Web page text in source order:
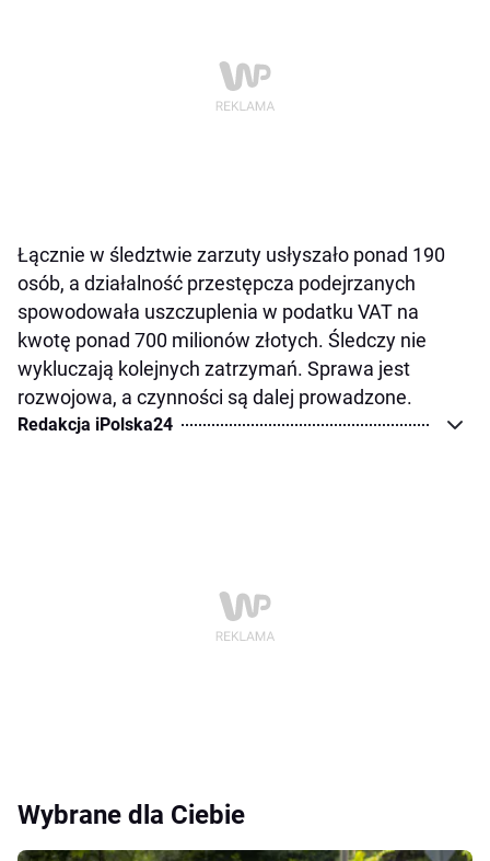
Łącznie w śledztwie zarzuty usłyszało ponad 190
osób, a działalność przestępcza podejrzanych
spowodowała uszczuplenia w podatku VAT na
kwotę ponad 700 milionów złotych. Śledczy nie
wykluczają kolejnych zatrzymań. Sprawa jest
rozwojowa, a czynności są dalej prowadzone.
Redakcja iPolska24
Wybrane dla Ciebie